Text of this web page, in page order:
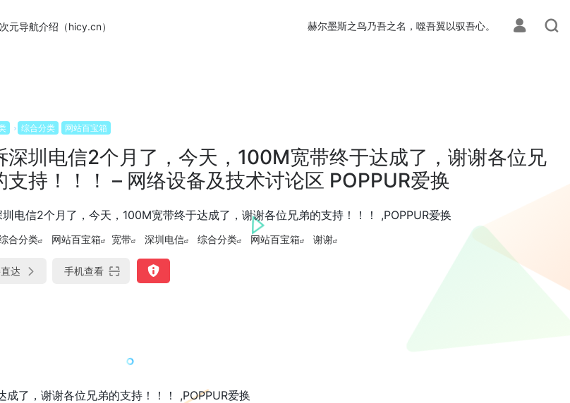
元导航介绍（hicy.cn） 赫尔墨斯之鸟乃吾之名，噬吾翼以驭吾心。
综合分类 网站百宝箱
深圳电信2个月了，今天，100M宽带终于达成了，谢谢各位兄
支持！！！ – 网络设备及技术讨论区 POPPUR爱换
电信2个月了，今天，100M宽带终于达成了，谢谢各位兄弟的支持！！！ ,POPPUR爱换
合分类 网站百宝箱 宽带 深圳电信 综合分类 网站百宝箱 谢谢
达 手机查看
了，谢谢各位兄弟的支持！！！ ,POPPUR爱换